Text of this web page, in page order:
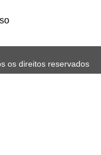
os direitos reservados